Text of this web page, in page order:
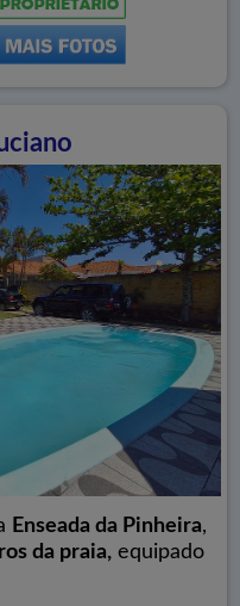
Enseada da Pinheira,
da praia, equipado